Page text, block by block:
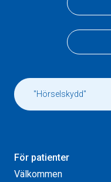
För patienter
Välkommen